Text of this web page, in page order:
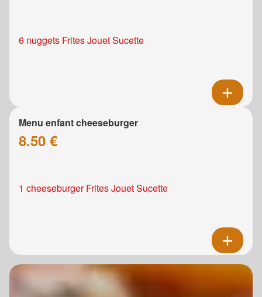
6 nuggets Frites Jouet Sucette
Menu enfant cheeseburger
8.50 €
1 cheeseburger Frites Jouet Sucette